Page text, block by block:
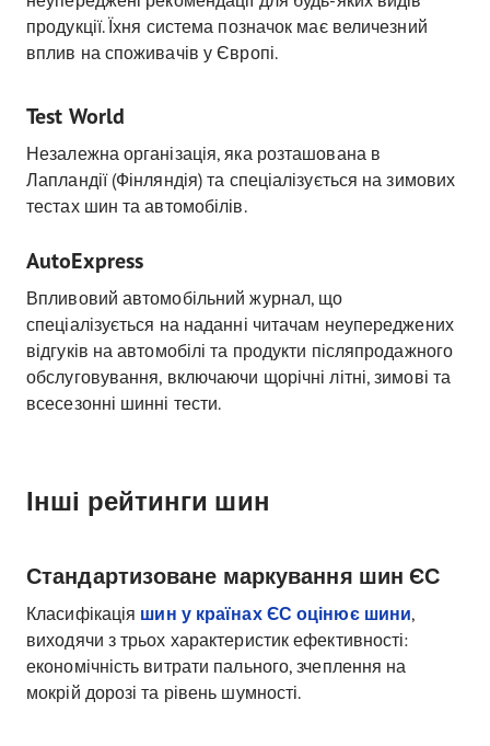
продукції. Їхня система позначок має величезний
вплив на споживачів у Європі.
Test World
Незалежна організація, яка розташована в
Лапландії (Фінляндія) та спеціалізується на зимових
тестах шин та автомобілів.
AutoExpress
Впливовий автомобільний журнал, що
спеціалізується на наданні читачам неупереджених
відгуків на автомобілі та продукти післяпродажного
обслуговування, включаючи щорічні літні, зимові та
всесезонні шинні тести.
Інші рейтинги шин
Стандартизоване маркування шин ЄС
Класифікація шин у країнах ЄС оцінює шини,
виходячи з трьох характеристик ефективності:
економічність витрати пального, зчеплення на
мокрій дорозі та рівень шумності.